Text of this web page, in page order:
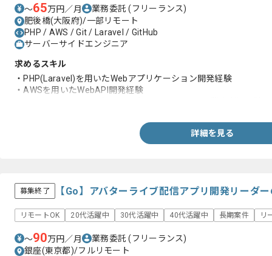
〜65万円／月 業務委託(フリーランス)
肥後橋(大阪府)/一部リモート
PHP / AWS / Git / Laravel / GitHub
サーバーサイドエンジニア
求めるスキル
・PHP(Laravel)を用いたWebアプリケーション開発経験
・AWSを用いたWebAPI開発経験
詳細を見る
募集終了 【Go】アバターライブ配信アプリ開発リーダ
リモートOK 20代活躍中 30代活躍中 40代活躍中 長期案件 リ
〜90万円／月 業務委託(フリーランス)
銀座(東京都)/フルリモート